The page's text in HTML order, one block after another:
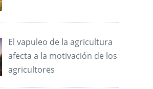
El vapuleo de la agricultura
afecta a la motivación de los
agricultores